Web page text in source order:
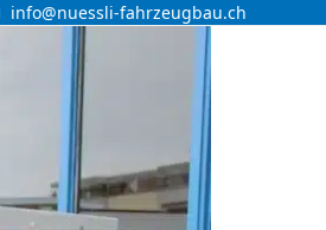
info@nuessli-fahrzeugbau.ch